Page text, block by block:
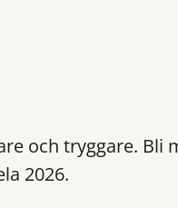
och tryggare. Bli
2026.